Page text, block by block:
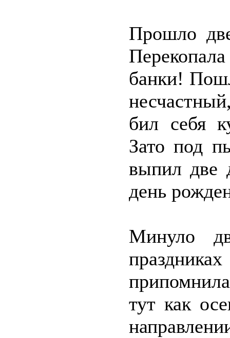
Прошло
банки!
бил себя
Зато под
выпил две
день
Минуло
тут как